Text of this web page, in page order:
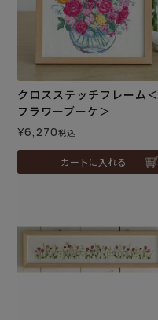
クロスステッチフレーム＜
フラワーブーケ＞
¥6,270税込
カートに入れる